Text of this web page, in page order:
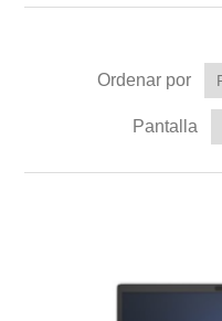
Ordenar por
Pantalla